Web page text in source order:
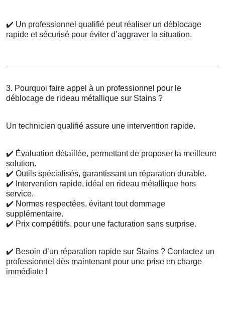
✔️ Un professionnel qualifié peut réaliser un déblocage
rapide et sécurisé pour éviter d’aggraver la situation.
3. Pourquoi faire appel à un professionnel pour le
déblocage de rideau métallique sur Stains ?
Un technicien qualifié assure une intervention rapide.
✔️ Évaluation détaillée, permettant de proposer la meilleure
solution.
✔️ Outils spécialisés, garantissant un réparation durable.
✔️ Intervention rapide, idéal en rideau métallique hors
service.
✔️ Normes respectées, évitant tout dommage
supplémentaire.
✔️ Prix compétitifs, pour une facturation sans surprise.
✔️ Besoin d’un réparation rapide sur Stains ? Contactez un
professionnel dès maintenant pour une prise en charge
immédiate !